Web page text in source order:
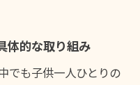
体的な取り組み
でも子供一人ひとりの